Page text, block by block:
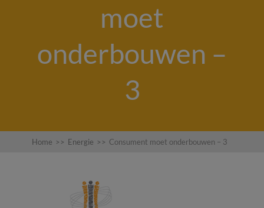
moet
onderbouwen –
3
Home >> Energie >> Consument moet onderbouwen – 3